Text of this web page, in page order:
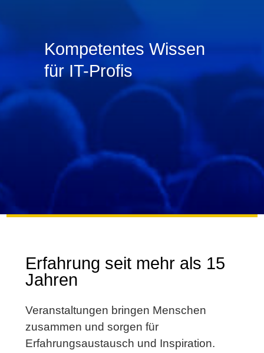
Kompetentes Wissen
für IT-Profis
Erfahrung seit mehr als 15
Jahren
Veranstaltungen bringen Menschen
zusammen und sorgen für
Erfahrungsaustausch und Inspiration.